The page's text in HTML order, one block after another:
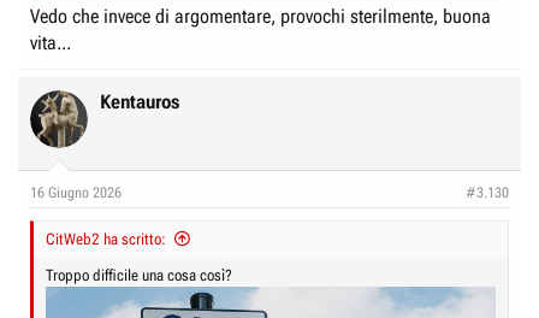
Vedo che invece di argomentare, provochi sterilmente, buona
vita...
Kentauros
16 Giugno 2026 #3.130
CitWeb2 ha scritto:
Troppo difficile una cosa così?